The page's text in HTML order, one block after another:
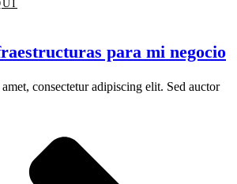
para mi negocio
consectetur adipiscing elit. Sed auctor